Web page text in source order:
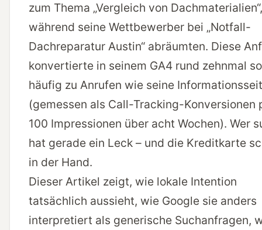
zum Thema „Vergleich von Dachmaterialien“,
während seine Wettbewerber bei „Notfall-
Dachreparatur Austin“ abräumten. Diese
konvertierte in seinem GA4 rund zehnmal so
häufig zu Anrufen wie seine
(gemessen als Call-Tracking-Konversionen
100 Impressionen über acht Wochen). Wer
hat gerade ein Leck – und die Kreditkarte
in der Hand.
Dieser Artikel zeigt, wie lokale Intention
tatsächlich aussieht, wie Google sie anders
interpretiert als generische Suchanfragen,